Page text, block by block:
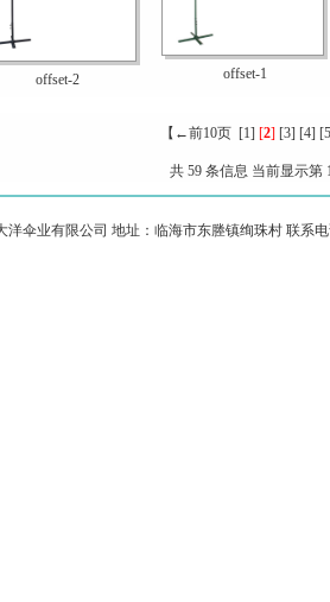
offset-2 offset-1
【←前10页 [1] [2] [3] [4]
共 59 条信息 当前显示第
洋伞业有限公司 地址：临海市东塍镇绚珠村 联系